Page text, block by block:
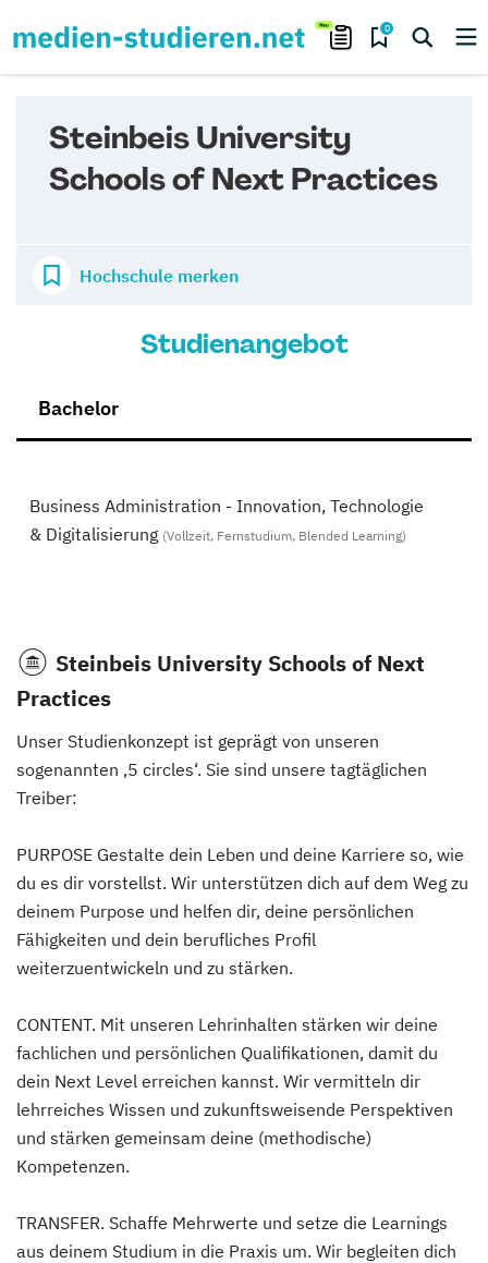
0
Steinbeis University
Schools of Next Practices
Hochschule merken
Studienangebot
Bachelor
Business Administration - Innovation, Technologie
& Digitalisierung (Vollzeit, Fernstudium, Blended Learning)
Steinbeis University Schools of Next
Practices
Unser Studienkonzept ist geprägt von unseren
sogenannten ‚5 circles‘. Sie sind unsere tagtäglichen
Treiber:
PURPOSE Gestalte dein Leben und deine Karriere so, wie
du es dir vorstellst. Wir unterstützen dich auf dem Weg zu
deinem Purpose und helfen dir, deine persönlichen
Fähigkeiten und dein berufliches Profil
weiterzuentwickeln und zu stärken.
CONTENT. Mit unseren Lehrinhalten stärken wir deine
fachlichen und persönlichen Qualifikationen, damit du
dein Next Level erreichen kannst. Wir vermitteln dir
lehrreiches Wissen und zukunftsweisende Perspektiven
und stärken gemeinsam deine (methodische)
Kompetenzen.
TRANSFER. Schaffe Mehrwerte und setze die Learnings
aus deinem Studium in die Praxis um. Wir begleiten dich